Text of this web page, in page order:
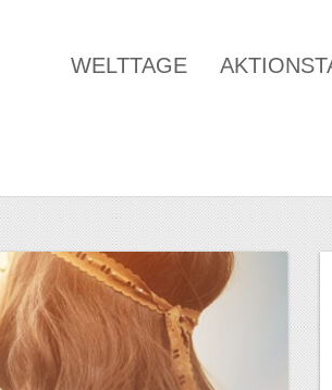
WELTTAGE